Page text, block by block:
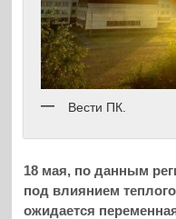
Вести ПК.
18 мая, по данным
под влиянием
ожидается